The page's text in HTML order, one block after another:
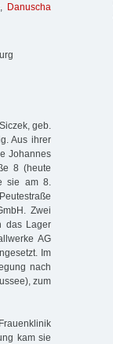
, Danuscha
geb.
Aus ihrer
Johannes
8 (heute
sie am 8.
Zwei
das Lager
AG
Im
nach
zum
kam sie